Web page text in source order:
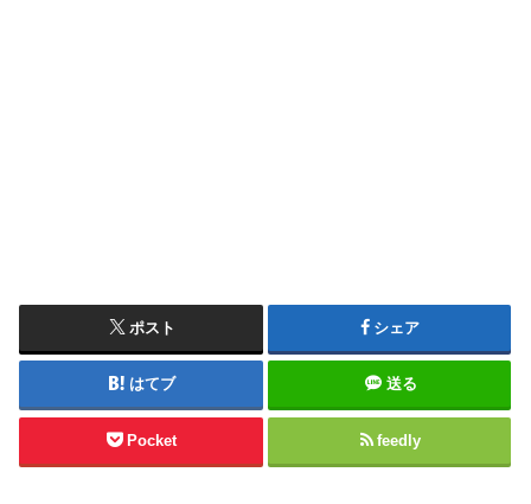
ポスト シェア
はてブ 送る
Pocket feedly